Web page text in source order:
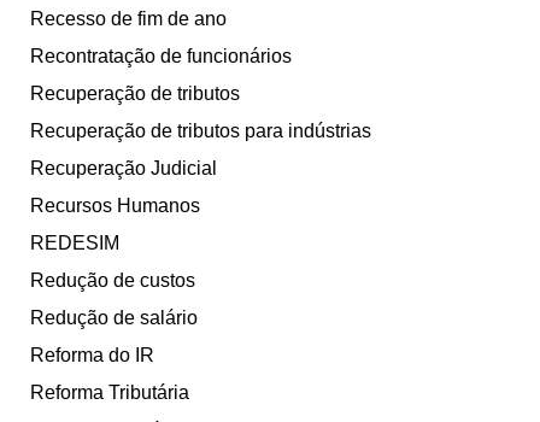
Recesso de fim de ano
Recontratação de funcionários
Recuperação de tributos
Recuperação de tributos para indústrias
Recuperação Judicial
Recursos Humanos
REDESIM
Redução de custos
Redução de salário
Reforma do IR
Reforma Tributária